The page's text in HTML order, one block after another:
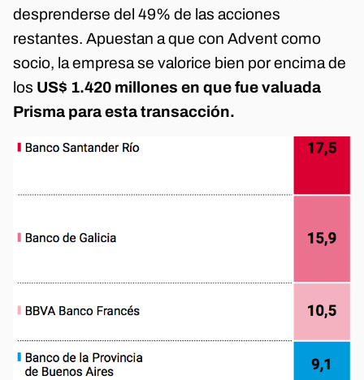
desprenderse del 49% de las acciones
restantes. Apuestan a que con Advent como
socio, la empresa se valorice bien por encima de
los US$ 1.420 millones en que fue valuada
Prisma para esta transacción.